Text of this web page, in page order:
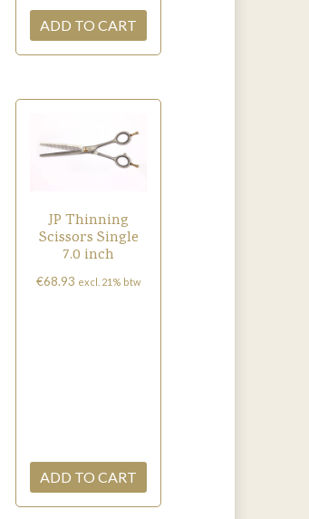
ADD TO CART
JP Thinning
Scissors Single
7.0 inch
€68.93 excl. 21% btw
ADD TO CART